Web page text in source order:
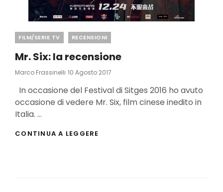
Categories
FILM/SERIE TV RECENSIONI
Mr. Six: la recensione
Marco Frassinelli Posted
10 Agosto 2017
In occasione del Festival di Sitges 2016 ho avuto
occasione di vedere Mr. Six, film cinese inedito in
Italia. …
CONTINUA A LEGGERE